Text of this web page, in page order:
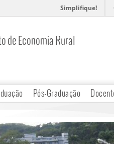
Simplifique!
de Economia Rural
Pós-Graduação